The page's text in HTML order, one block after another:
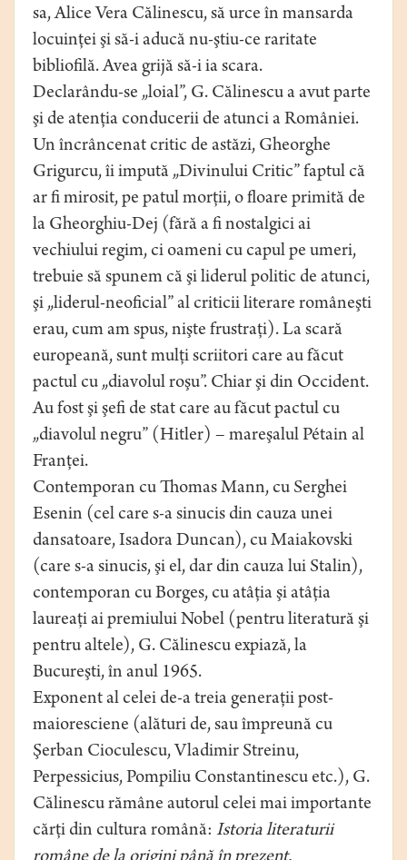
sa, Alice Vera Călinescu, să urce în mansarda
locuinţei şi să-i aducă nu-ştiu-ce raritate
bibliofilă. Avea grijă să-i ia scara.
Declarându-se „loial”, G. Călinescu a avut parte
şi de atenţia conducerii de atunci a României.
Un încrâncenat critic de astăzi, Gheorghe
Grigurcu, îi impută „Divinului Critic” faptul că
ar fi mirosit, pe patul morţii, o floare primită de
la Gheorghiu-Dej (fără a fi nostalgici ai
vechiului regim, ci oameni cu capul pe umeri,
trebuie să spunem că şi liderul politic de atunci,
şi „liderul-neoficial” al criticii literare româneşti
erau, cum am spus, nişte frustraţi). La scară
europeană, sunt mulţi scriitori care au făcut
pactul cu „diavolul roşu”. Chiar şi din Occident.
Au fost şi şefi de stat care au făcut pactul cu
„diavolul negru” (Hitler) – mareşalul Pétain al
Franţei.
Contemporan cu Thomas Mann, cu Serghei
Esenin (cel care s-a sinucis din cauza unei
dansatoare, Isadora Duncan), cu Maiakovski
(care s-a sinucis, şi el, dar din cauza lui Stalin),
contemporan cu Borges, cu atâţia şi atâţia
laureaţi ai premiului Nobel (pentru literatură şi
pentru altele), G. Călinescu expiază, la
Bucureşti, în anul 1965.
Exponent al celei de-a treia generaţii post-
maioresciene (alături de, sau împreună cu
Şerban Cioculescu, Vladimir Streinu,
Perpessicius, Pompiliu Constantinescu etc.), G.
Călinescu rămâne autorul celei mai importante
cărţi din cultura română: Istoria literaturii